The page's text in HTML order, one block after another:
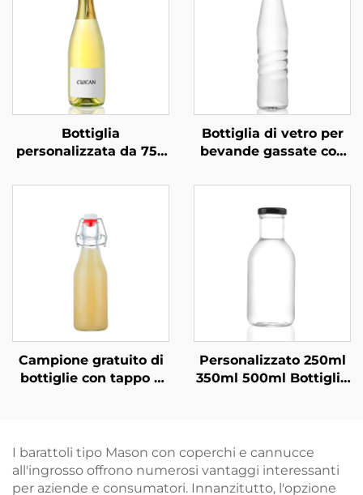
Bottiglia
personalizzata da 750
confezionamento
vodka, superalcolici e
bevande in vetro
Bottiglia di vetro per
bevande gassate con
ricaricabile ODM da
530 ml
Campione gratuito di
bottiglie con tappo a
Personalizzato 250ml
350ml 500ml Bottiglie
I barattoli tipo Mason con coperchi e cannucce
all'ingrosso offrono numerosi vantaggi interessanti
per aziende e consumatori. Innanzitutto, l'opzione